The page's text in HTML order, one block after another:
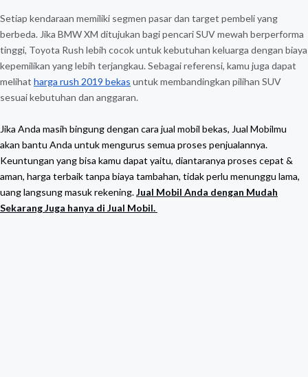
Setiap kendaraan memiliki segmen pasar dan target pembeli yang
berbeda. Jika BMW XM ditujukan bagi pencari SUV mewah berperforma
tinggi, Toyota Rush lebih cocok untuk kebutuhan keluarga dengan biaya
kepemilikan yang lebih terjangkau. Sebagai referensi, kamu juga dapat
melihat harga rush 2019 bekas untuk membandingkan pilihan SUV
sesuai kebutuhan dan anggaran.
Jika Anda masih bingung dengan cara jual mobil bekas, Jual Mobilmu
akan bantu Anda untuk mengurus semua proses penjualannya.
Keuntungan yang bisa kamu dapat yaitu, diantaranya proses cepat &
aman, harga terbaik tanpa biaya tambahan, tidak perlu menunggu lama,
uang langsung masuk rekening.Jual Mobil Anda dengan Mudah
Sekarang Juga hanya di Jual Mobil.